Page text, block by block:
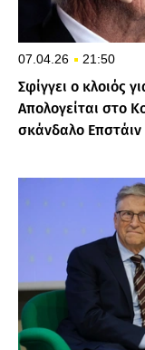
07.04.26 21:50
Σφίγγει ο κλοιός
Απολογείται στο
σκάνδαλο Επστάιν